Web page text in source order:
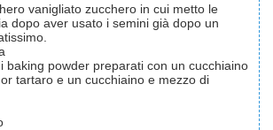
vanigliato zucchero in cui metto le
dopo aver usato i semini già dopo un
baking powder preparati con un cucchiaino
tartaro e un cucchiaino e mezzo di